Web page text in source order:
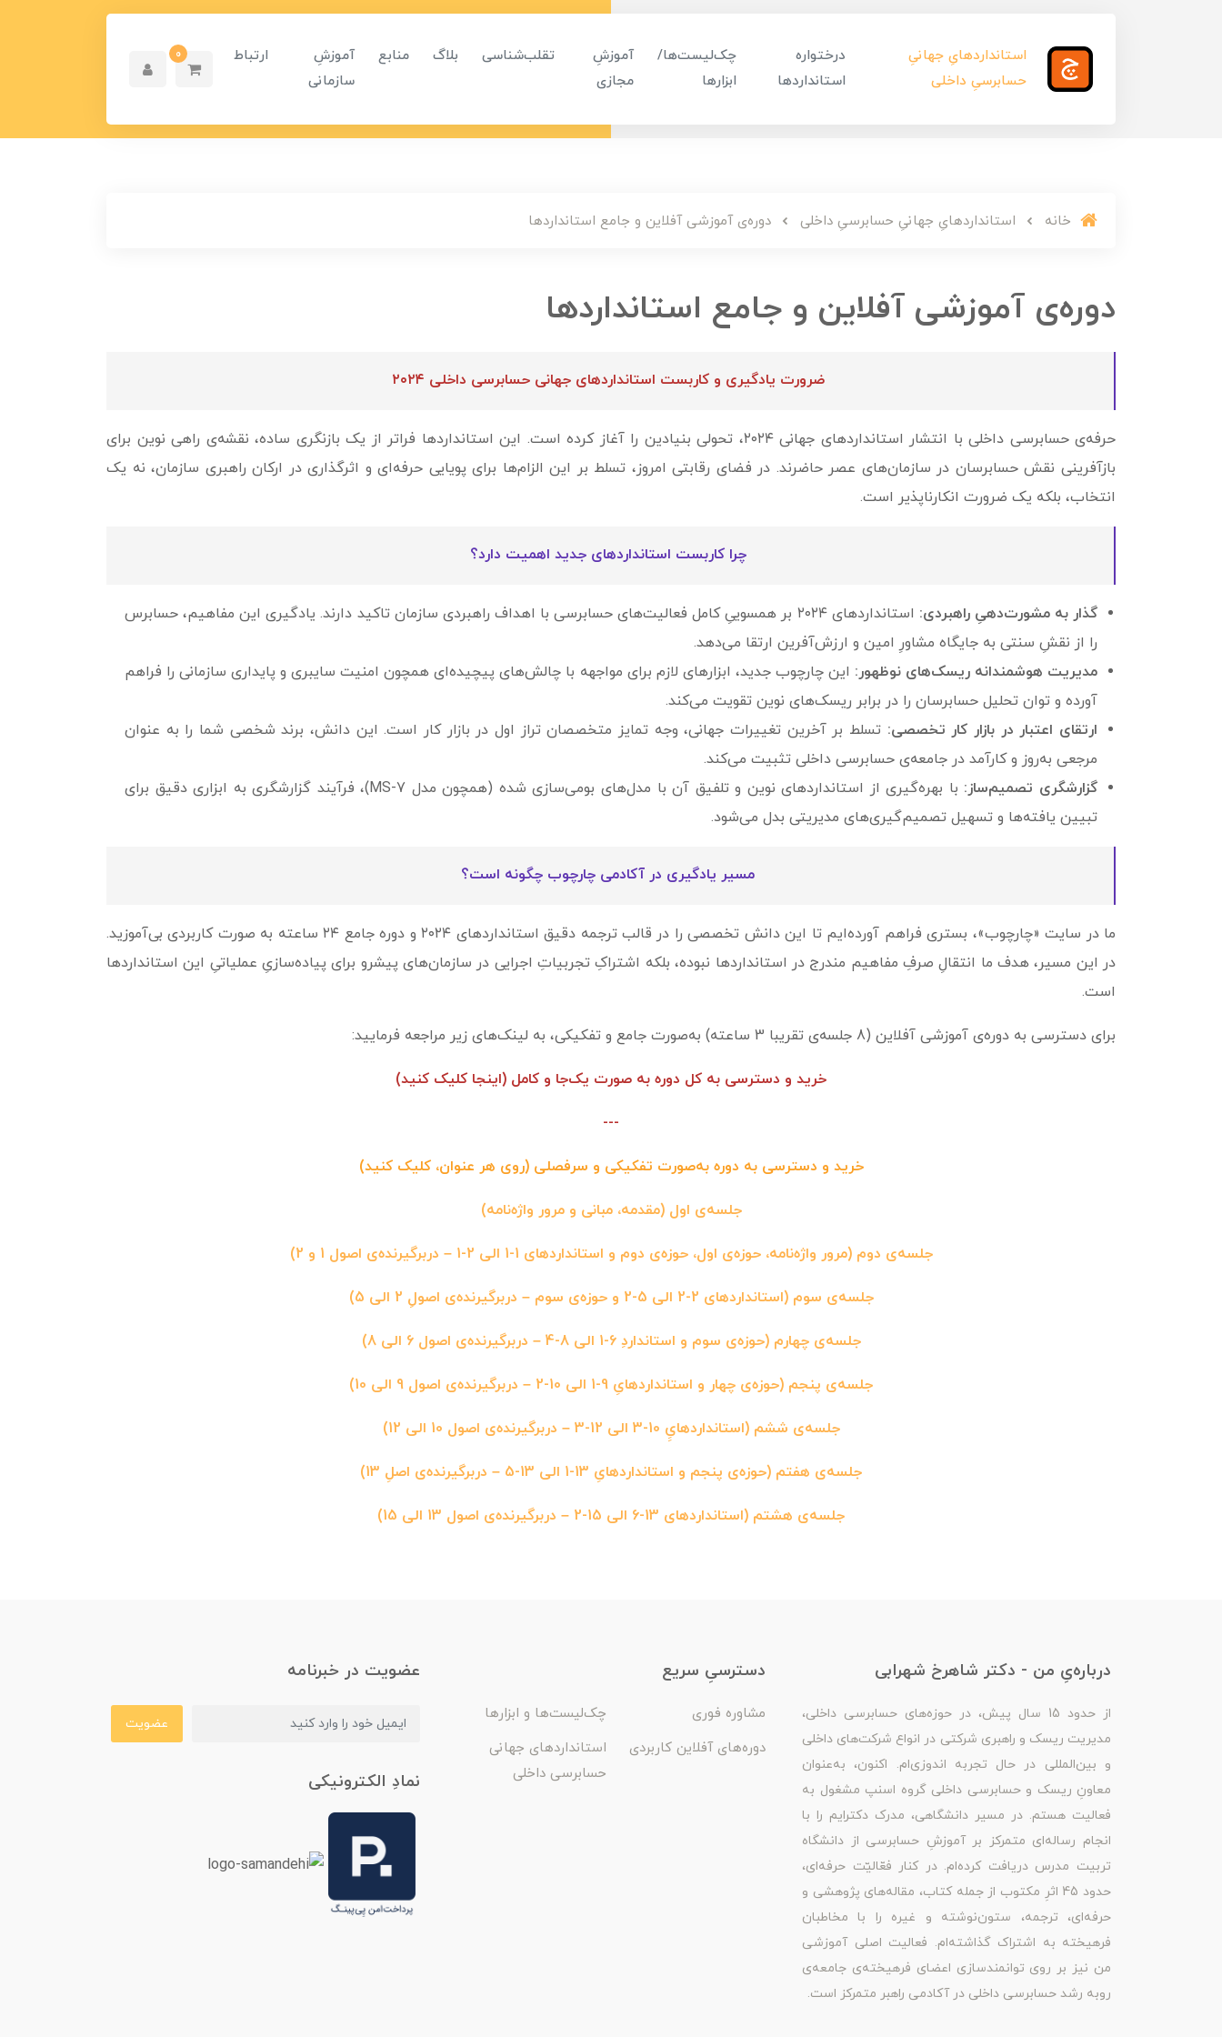
استانداردهایِ جهانیِ
حسابرسیِ داخلی
درختواره
استانداردها
چک‌لیست‌ها/
ابزارها
آموزشِ
مجازی
تقلب‌شناسی بلاگ منابع
آموزشِ
سازمانی
ارتباط 0
خانه استانداردهایِ جهانیِ حسابرسیِ داخلی دوره‌ی آموزشی آفلاین و جامع استانداردها
دوره‌ی آموزشی آفلاین و جامع استانداردها
ضرورت یادگیری و کاربست استانداردهای جهانی حسابرسی داخلی ۲۰۲۴
حرفه‌ی حسابرسی داخلی با انتشار استانداردهای جهانی ۲۰۲۴، تحولی بنیادین را آغاز کرده است. این استانداردها فراتر از یک بازنگری ساده، نقشه‌ی راهی نوین برای
بازآفرینی نقش حسابرسان در سازمان‌های عصر حاضرند. در فضای رقابتی امروز، تسلط بر این الزام‌ها برای پویایی حرفه‌ای و اثرگذاری در ارکان راهبری سازمان، نه یک
انتخاب، بلکه یک ضرورت انکارناپذیر است.
چرا کاربست استانداردهای جدید اهمیت دارد؟
گذار به مشورت‌دهیِ راهبردی:
استانداردهای ۲۰۲۴ بر همسوییِ کامل فعالیت‌های حسابرسی با اهداف راهبردی سازمان تاکید دارند. یادگیری این مفاهیم، حسابرس
را از نقشِ سنتی به جایگاه مشاورِ امین و ارزش‌آفرین ارتقا می‌دهد.
مدیریت هوشمندانه ریسک‌های نوظهور: این چارچوب جدید، ابزارهای لازم برای مواجهه با چالش‌های پیچیده‌ای همچون امنیت سایبری و پایداری سازمانی را فراهم
آورده و توان تحلیل حسابرسان را در برابر ریسک‌های نوین تقویت می‌کند.
ارتقای اعتبار در بازار کار تخصصی: تسلط بر آخرین تغییرات جهانی، وجه تمایز متخصصان تراز اول در بازار کار است. این دانش، برند شخصی شما را به عنوان
مرجعی به‌روز و کارآمد در جامعه‌ی حسابرسی داخلی تثبیت می‌کند.
گزارشگری تصمیم‌ساز:
با بهره‌گیری از استانداردهای نوین و تلفیق آن با مدل‌های بومی‌سازی شده (همچون مدل MS-7)، فرآیند گزارشگری به ابزاری دقیق برای
تبیین یافته‌ها و تسهیل تصمیم‌گیری‌های مدیریتی بدل می‌شود.
مسیر یادگیری در آکادمی چارچوب چگونه است؟
ما در سایت «چارچوب»، بستری فراهم آورده‌ایم تا این دانش تخصصی را در قالب ترجمه دقیق استانداردهای ۲۰۲۴ و دوره جامع ۲۴ ساعته به صورت کاربردی بی‌آموزید.
در این مسیر، هدف ما انتقالِ صرفِ مفاهیم مندرج در استانداردها نبوده، بلکه اشتراکِ تجربیاتِ اجرایی در سازمان‌های پیشرو برای پیاده‌سازیِ عملیاتیِ این استانداردها
است.
برای دسترسی به دوره‌ی آموزشی آفلاین (8 جلسه‌ی تقریبا 3 ساعته) به‌صورت جامع و تفکیکی، به لینک‌های زیر مراجعه فرمایید:
خرید و دسترسی به کل دوره به صورت یک‌جا و کامل (اینجا کلیک کنید)
---
خرید و دسترسی به دوره به‌صورت تفکیکی و سرفصلی (روی هر عنوان، کلیک کنید)
جلسه‌ی اول (مقدمه، مبانی و مرور واژه‌نامه)
جلسه‌ی دوم (مرور واژه‌نامه، حوزه‌ی اول، حوزه‌ی دوم و استانداردهای 1-1 الی 2-1 – دربرگیرنده‌ی اصول 1 و 2)
جلسه‌ی سوم (استانداردهای 2-2 الی 5-2 و حوزه‌ی سوم – دربرگیرنده‌ی اصولِ 2 الی 5)
جلسه‌ی چهارم (حوزه‌ی سوم و استانداردِ 6-1 الی 8-4 – دربرگیرنده‌ی اصول 6 الی 8)
جلسه‌ی پنجم (حوزه‌ی چهار و استانداردهایِ 9-1 الی 10-2 – دربرگیرنده‌ی اصول 9 الی 10)
جلسه‌ی ششم (استانداردهایِِ 10-3 الی 12-3 – دربرگیرنده‌ی اصول 10 الی 12)
جلسه‌ی هفتم (حوزه‌ی پنجم و استانداردهایِ 13-1 الی 13-5 – دربرگیرنده‌ی اصلِ 13)
جلسه‌ی هشتم (استانداردهای 13-6 الی 15-2 – دربرگیرنده‌ی اصول 13 الی 15)
درباره‌یِ من - دکتر شاهرخ شهرابی
از حدود 15 سال پیش، در حوزه‌های حسابرسی داخلی،
مدیریت ریسک و راهبری شرکتی در انواع شرکت‌های داخلی
و بین‌المللی در حال تجربه اندوزی‌ام. اکنون، به‌عنوان
معاونِ ریسک و حسابرسی داخلی گروه اسنپ مشغول به
فعالیت هستم. در مسیر دانشگاهی، مدرک دکترایم را با
انجام رساله‌ای متمرکز بر آموزشِ حسابرسی از دانشگاه
تربیت مدرس دریافت کرده‌ام. در کنار فعّالیّت حرفه‌ای،
حدود 45 اثرِ مکتوب از جمله کتاب، مقاله‌های پژوهشی و
حرفه‌ای، ترجمه، ستون‌نوشته و غیره را با مخاطبان
فرهیخته به اشتراک گذاشته‌ام. فعالیت اصلی آموزشی
من نیز بر روی توانمندسازی اعضای فرهیخته‌ی جامعه‌ی
روبه رشد حسابرسی داخلی در آکادمی راهبر متمرکز است.
دسترسیِ سریع
مشاوره فوری
چک‌لیست‌ها و ابزارها
دوره‌های آفلاین کاربردی
استانداردهای جهانی
حسابرسی داخلی
عضویت در خبرنامه
عضویت
نمادِ الکترونیکی